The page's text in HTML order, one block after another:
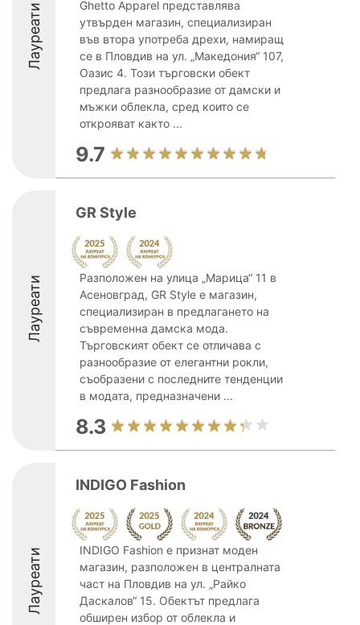
Лауреати
Ghetto Apparel представлява
утвърден магазин, специализиран
във втора употреба дрехи, намиращ
се в Пловдив на ул. „Македония“ 107,
Оазис 4. Този търговски обект
предлага разнообразие от дамски и
мъжки облекла, сред които се
открояват както ...
9.7
Лауреати
GR Style
Разположен на улица „Марица“ 11 в
Асеновград, GR Style е магазин,
специализиран в предлагането на
съвременна дамска мода.
Търговският обект се отличава с
разнообразие от елегантни рокли,
съобразени с последните тенденции
в модата, предназначени ...
8.3
Лауреати
INDIGO Fashion
INDIGO Fashion е признат моден
магазин, разположен в централната
част на Пловдив на ул. „Райко
Даскалов“ 15. Обектът предлага
обширен избор от облекла и